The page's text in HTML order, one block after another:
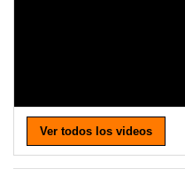
Ver todos los videos